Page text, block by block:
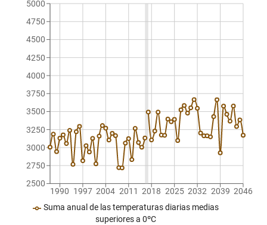
1990 1997 2004 2011 2018 2025 2032 2039 2046
2500
2750
3000
3250
3500
3750
4000
4250
4500
4750
5000
Suma anual de las temperaturas diarias medias
superiores a 0ºC